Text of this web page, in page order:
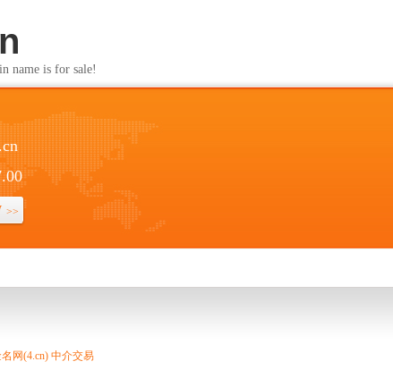
name is for sale!
>>
网(4.cn) 中介交易